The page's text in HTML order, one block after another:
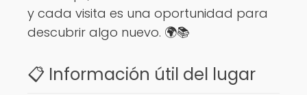
y cada visita es una oportunidad para
descubrir algo nuevo. 🌍📚
📋 Información útil del lugar